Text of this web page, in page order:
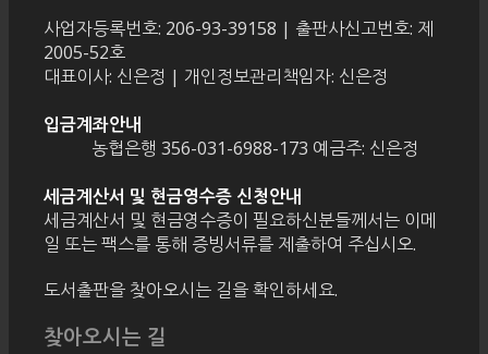
사업자등록번호: 206-93-39158 | 출판사신고번호: 제
2005-52호
대표이사: 신은정 | 개인정보관리책임자: 신은정
입금계좌안내
농협은행 356-031-6988-173 예금주: 신은정
세금계산서 및 현금영수증 신청안내
세금계산서 및 현금영수증이 필요하신분들께서는 이메
일 또는 팩스를 통해 증빙서류를 제출하여 주십시오.
도서출판을 찾아오시는 길을 확인하세요.
찾아오시는 길